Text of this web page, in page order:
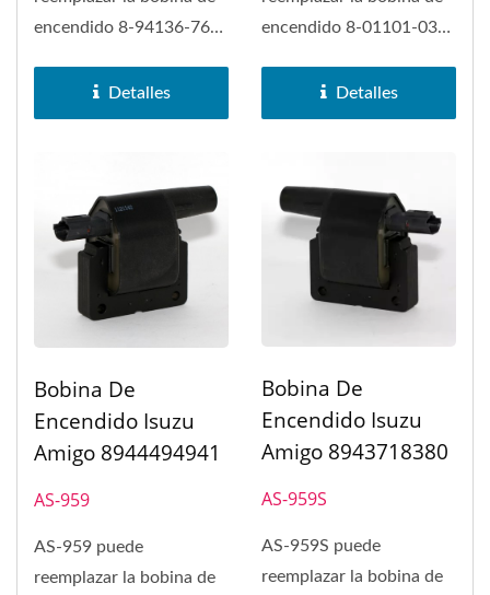
encendido 8-94136-766-
bobina de encendido...
Detalles
encendido 8-01101-038-
bobina de encendido...
Detalles
Bobina De
Encendido Isuzu
Amigo 8944494941
AS-959
AS-959 puede
reemplazar la bobina de
Bobina De
Encendido Isuzu
Amigo 8943718380
AS-959S
AS-959S puede
reemplazar la bobina de